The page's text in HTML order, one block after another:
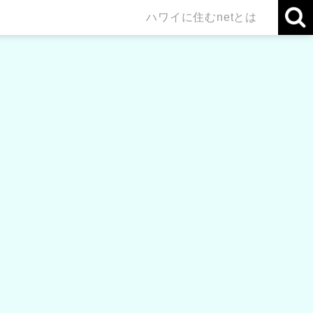
ハワイに住むnetとは